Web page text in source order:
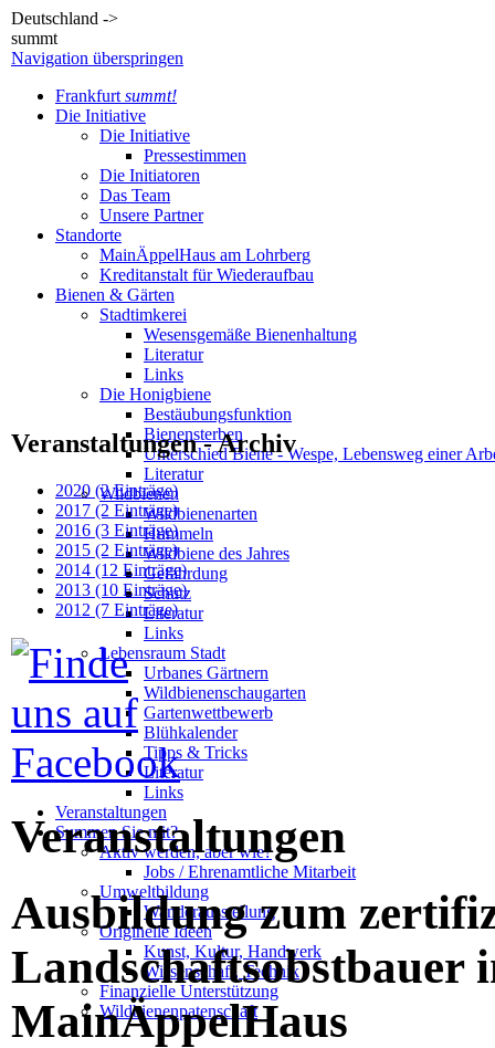
Deutschland ->
summt
Navigation überspringen
Frankfurt summt!
Die Initiative
Die Initiative
Pressestimmen
Die Initiatoren
Das Team
Unsere Partner
Standorte
MainÄppelHaus am Lohrberg
Kreditanstalt für Wiederaufbau
Bienen & Gärten
Stadtimkerei
Wesensgemäße Bienenhaltung
Literatur
Links
Die Honigbiene
Bestäubungsfunktion
Bienensterben
Unterschied Biene - Wespe, Lebensweg einer
Literatur
Wildbienen
Wildbienenarten
Hummeln
Wildbiene des Jahres
Gefährdung
Schutz
Literatur
Links
Lebensraum Stadt
Urbanes Gärtnern
Wildbienenschaugarten
Gartenwettbewerb
Blühkalender
Tipps & Tricks
Literatur
Links
Veranstaltungen
Summen Sie mit?
Aktiv werden, aber wie?
Jobs / Ehrenamtliche Mitarbeit
Umweltbildung
Wanderausstellung
Originelle Ideen
Kunst, Kultur, Handwerk
Wissenschaft, Technik
Finanzielle Unterstützung
Wildbienenpatenschaft
Veranstaltungen - Archiv
2020 (2 Einträge)
2017 (2 Einträge)
2016 (3 Einträge)
2015 (2 Einträge)
2014 (12 Einträge)
2013 (10 Einträge)
2012 (7 Einträge)
Veranstaltungen
Ausbildung zum
Landschaftsobstbauer
MainÄppelHaus